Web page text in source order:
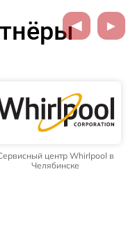
центр Whirlpool в
Челябинске